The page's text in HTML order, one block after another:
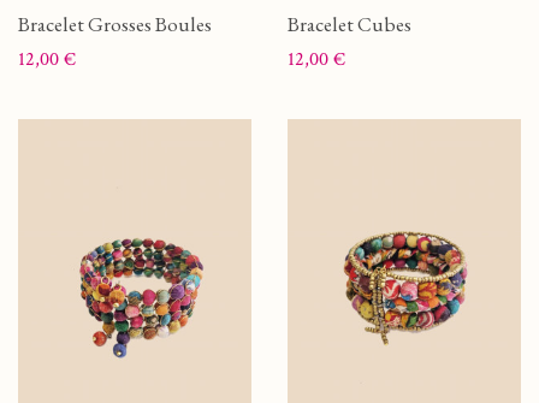
Bracelet Grosses Boules
Prix
12,00 €
Bracelet Cubes
Prix
12,00 €